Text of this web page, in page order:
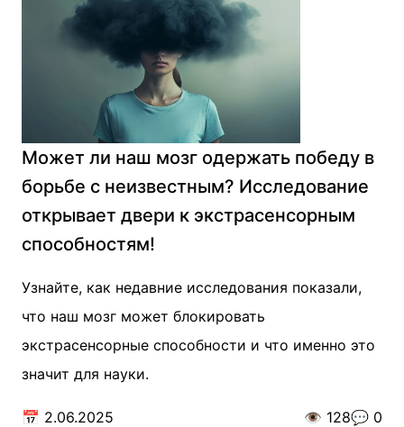
Может ли наш мозг одержать победу в
борьбе с неизвестным? Исследование
открывает двери к экстрасенсорным
способностям!
Узнайте, как недавние исследования показали,
что наш мозг может блокировать
экстрасенсорные способности и что именно это
значит для науки.
📅 2.06.2025 👁️ 128💬 0